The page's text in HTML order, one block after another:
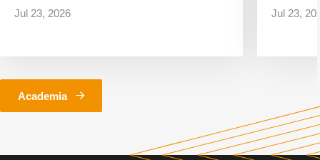
Jul 23, 2026 Jul 23,
Academia